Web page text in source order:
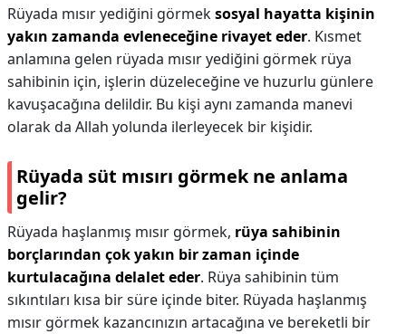
Rüyada mısır yediğini görmeksosyal hayatta kişinin
yakın zamanda evleneceğine rivayet eder. Kısmet
anlamına gelen rüyada mısır yediğini görmek rüya
sahibinin için, işlerin düzeleceğine ve huzurlu günlere
kavuşacağına delildir. Bu kişi aynı zamanda manevi
olarak da Allah yolunda ilerleyecek bir kişidir.
Rüyada süt mısırı görmek ne anlama
gelir?
Rüyada haşlanmış mısır görmek, rüya sahibinin
borçlarından çok yakın bir zaman içinde
kurtulacağına delalet eder. Rüya sahibinin tüm
sıkıntıları kısa bir süre içinde biter. Rüyada haşlanmış
mısır görmek kazancınızın artacağına ve bereketli bir